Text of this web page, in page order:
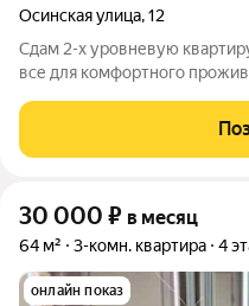
Осинская улица,12
Сдам 2-х уровневую
все для комфортного
ванной). В шаговой
торговые центры,
30 000 ₽ в месяц
64 м² 3-комн. квартира 4
онлайн показ